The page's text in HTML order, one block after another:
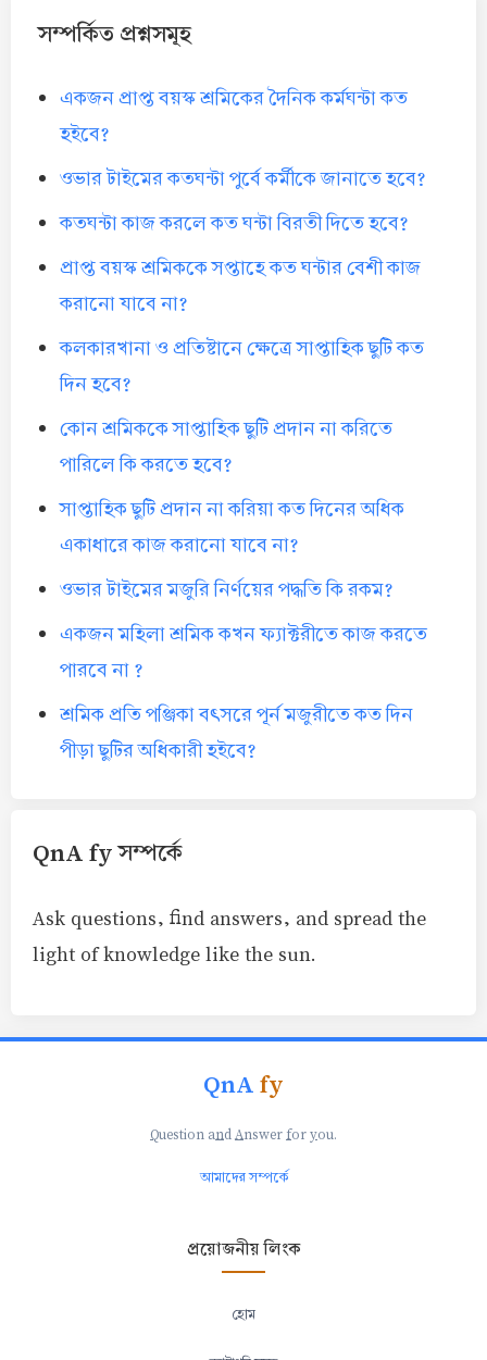
সম্পর্কিত প্রশ্নসমূহ
একজন প্রাপ্ত বয়স্ক শ্রমিকের দৈনিক কর্মঘন্টা কত
হইবে?
ওভার টাইমের কতঘন্টা পুর্বে কর্মীকে জানাতে হবে?
কতঘন্টা কাজ করলে কত ঘন্টা বিরতী দিতে হবে?
প্রাপ্ত বয়স্ক শ্রমিককে সপ্তাহে কত ঘন্টার বেশী কাজ
করানো যাবে না?
কলকারখানা ও প্রতিষ্টানে ক্ষেত্রে সাপ্তাহিক ছুটি কত
দিন হবে?
কোন শ্রমিককে সাপ্তাহিক ছুটি প্রদান না করিতে
পারিলে কি করতে হবে?
সাপ্তাহিক ছুটি প্রদান না করিয়া কত দিনের অধিক
একাধারে কাজ করানো যাবে না?
ওভার টাইমের মজুরি নির্ণয়ের পদ্ধতি কি রকম?
একজন মহিলা শ্রমিক কখন ফ্যাক্টরীতে কাজ করতে
পারবে না ?
শ্রমিক প্রতি পঞ্জিকা বৎসরে পূর্ন মজুরীতে কত দিন
পীড়া ছুটির অধিকারী হইবে?
QnA fy সম্পর্কে
Ask questions, find answers, and spread the
light of knowledge like the sun.
QnAfy
Question andAnswer foryou.
আমাদের সম্পর্কে
প্রয়োজনীয় লিংক
হোম